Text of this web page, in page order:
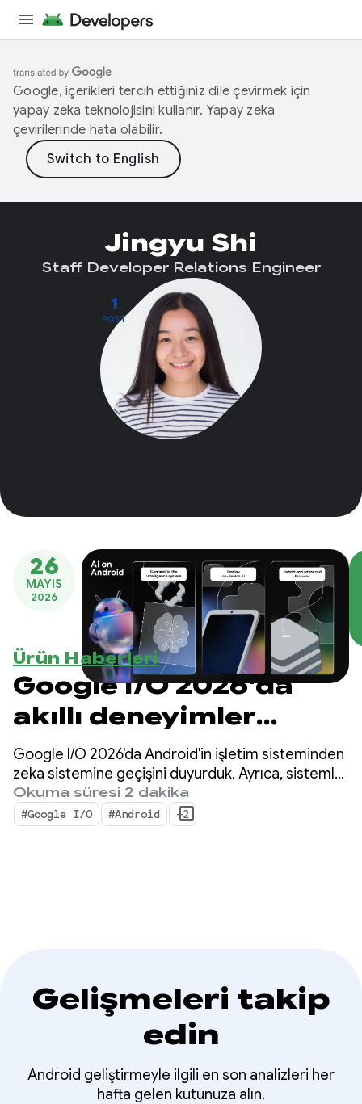
Google, içerikleri tercih ettiğiniz dile çevirmek için
yapay zeka teknolojisini kullanır. Yapay zeka
çevirilerinde hata olabilir.
1
POST
Jingyu Shi
Staff Developer Relations Engineer
26
MAYIS
2026
Ürün Haberleri
Google I/O 2026'da
akıllı deneyimler
oluşturmaya yönelik
Android'deki en
önemli yapay zeka
Google I/O 2026'da Android'in işletim sisteminden
zeka sistemine geçişini duyurduk. Ayrıca, sistemle
yerel olarak akıllı deneyimler oluşturabileceğinizi
ve Google'ın yapay zekasının gücünü
uygulamalarınıza taşıyabileceğinizi de gösterdik.
Okuma süresi 2 dakika
#Google I/O #Android +2
Gelişmeleri takip
edin
Android geliştirmeyle ilgili en son analizleri her
hafta gelen kutunuza alın.